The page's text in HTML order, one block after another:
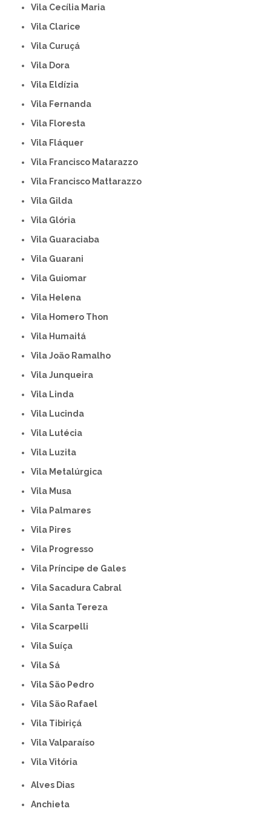
Vila Cecília Maria
Vila Clarice
Vila Curuçá
Vila Dora
Vila Eldízia
Vila Fernanda
Vila Floresta
Vila Fláquer
Vila Francisco Matarazzo
Vila Francisco Mattarazzo
Vila Gilda
Vila Glória
Vila Guaraciaba
Vila Guarani
Vila Guiomar
Vila Helena
Vila Homero Thon
Vila Humaitá
Vila João Ramalho
Vila Junqueira
Vila Linda
Vila Lucinda
Vila Lutécia
Vila Luzita
Vila Metalúrgica
Vila Musa
Vila Palmares
Vila Pires
Vila Progresso
Vila Príncipe de Gales
Vila Sacadura Cabral
Vila Santa Tereza
Vila Scarpelli
Vila Suíça
Vila Sá
Vila São Pedro
Vila São Rafael
Vila Tibiriçá
Vila Valparaíso
Vila Vitória
Alves Dias
Anchieta